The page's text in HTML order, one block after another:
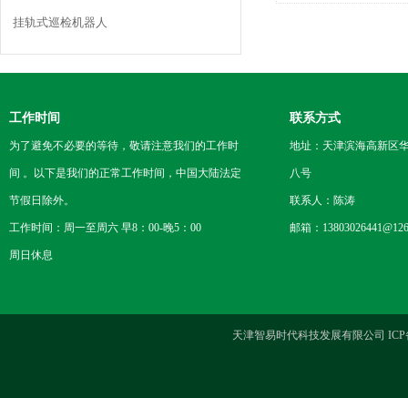
挂轨式巡检机器人
工作时间
为了避免不必要的等待，敬请注意我们的工作时
间 。以下是我们的正常工作时间，中国大陆法定
节假日除外。
工作时间：周一至周六 早8：00-晚5：00
周日休息
联系方式
地址：天津滨海高新区
八号
联系人：陈涛
邮箱：
天津智易时代科技发展有限公司 ICP